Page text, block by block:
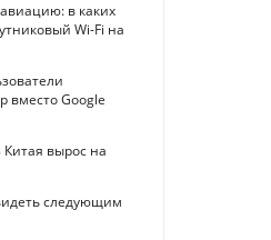
в каких
Wi-Fi на
вместо Google
Китая вырос на
следующим